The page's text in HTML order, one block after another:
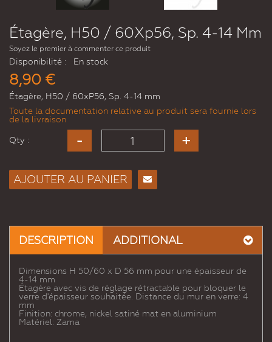
Étagère, H50 / 60Xp56, Sp. 4-14 Mm
Soyez le premier à commenter ce produit
Disponibilité : En stock
8,90 €
Étagère, H50 / 60xP56, Sp. 4-14 mm
Toute la documentation relative au produit sera fournie lors
de la livraison
Qty :
AJOUTER AU PANIER
DESCRIPTION ADDITIONAL
Dimensions H 50/60 x D 56 mm pour une épaisseur de
4-14 mm
Étagère avec vis de réglage rétractable pour bloquer le
verre d'épaisseur souhaitée. Distance du mur en verre: 4
mm
Finition: chrome, nickel satiné mat en aluminium
Matériel: Zama